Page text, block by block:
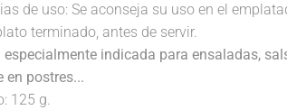
de uso: Se aconseja su uso en el
terminado, antes de servir.
especialmente indicada para ensaladas,
en postres...
125 g.